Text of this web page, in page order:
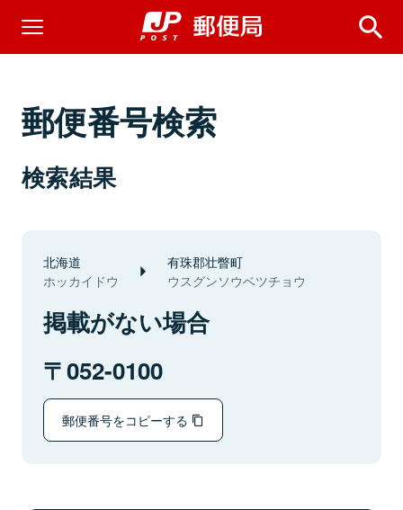
郵便番号検索
検索結果
北海道
ホッカイドウ
有珠郡壮瞥町
ウスグンソウベツチョウ
掲載がない場合
052-0100
郵便番号をコピーする